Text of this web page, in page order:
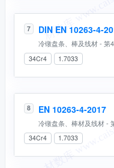
7 DIN EN 10263-4-
冷镦盘条、棒及线材 - 第
34Cr4 1.7033
8 EN 10263-4-2017
冷镦盘条、棒材及线材 -
34Cr4 1.7033